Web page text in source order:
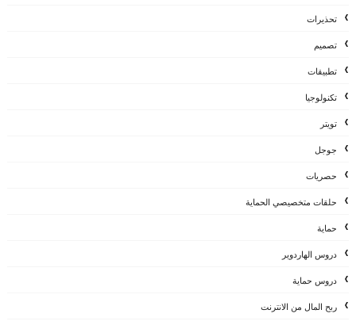
تحذيرات
تصميم
تطبيقات
تكنولوجيا
تويتر
جوجل
حصريات
حلقات متخصيصي الحماية
حماية
دروس الهاردوير
دروس حماية
ربح المال من الانترنت